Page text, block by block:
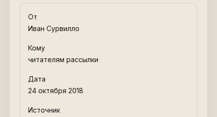
От
Иван Сурвилло
Кому
читателям рассылки
Дата
24 октября 2018
Источник